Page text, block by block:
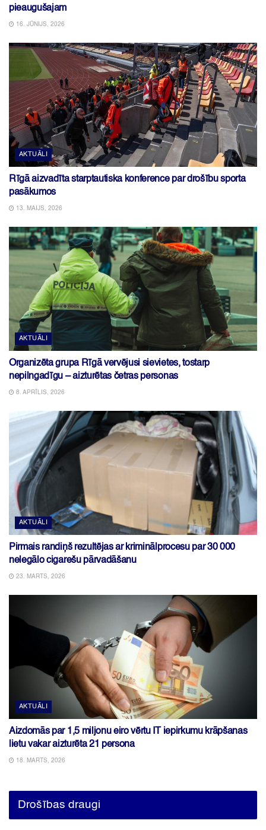
pieaugušajam
16. JŪNIJS, 2026
AKTUĀLI
Rīgā aizvadīta starptautiska konference par drošību sporta
pasākumos
13. MAIJS, 2026
AKTUĀLI
Organizēta grupa Rīgā vervējusi sievietes, tostarp
nepilngadīgu – aizturētas četras personas
8. APRĪLIS, 2026
AKTUĀLI
Pirmais randiņš rezultējas ar kriminālprocesu par 30 000
nelegālo cigarešu pārvadāšanu
23. MARTS, 2026
AKTUĀLI
Aizdomās par 1,5 miljonu eiro vērtu IT iepirkumu krāpšanas
lietu vakar aizturēta 21 persona
18. MARTS, 2026
Drošības draugi